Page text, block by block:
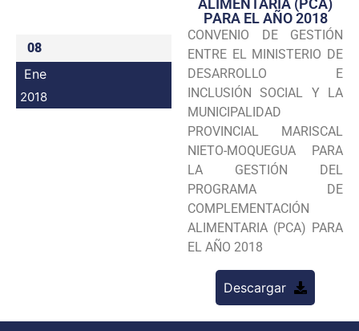
08
Ene
2018
PARA EL AÑO 2018
CONVENIO DE GESTIÓN
ENTRE EL MINISTERIO DE
DESARROLLO E
INCLUSIÓN SOCIAL Y LA
MUNICIPALIDAD
PROVINCIAL MARISCAL
NIETO-MOQUEGUA PARA
LA GESTIÓN DEL
PROGRAMA DE
COMPLEMENTACIÓN
ALIMENTARIA (PCA) PARA
EL AÑO 2018
Descargar